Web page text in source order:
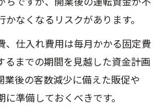
なくなるリスクがあります。
、仕入れ費用は毎月かかる固定費
るまでの期間を見越した資金計画
業後の客数減少に備えた販促や
準備しておくべきです。